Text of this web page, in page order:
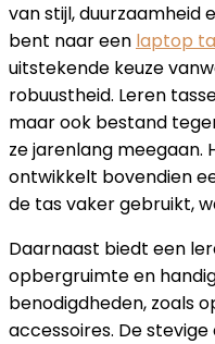
van stijl, duurzaamheid
bent naar een laptop
uitstekende keuze
robuustheid. Leren
maar ook bestand
ze jarenlang meegaan.
ontwikkelt bovendien
de tas vaker gebruikt,
Daarnaast biedt een
opbergruimte en
benodigdheden, zoals
accessoires. De